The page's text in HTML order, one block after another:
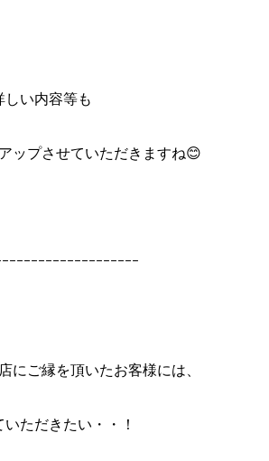
しい内容等も
ップさせていただきますね😊
ｰｰｰｰｰｰｰｰｰｰｰｰｰｰｰｰｰｰ
にご縁を頂いたお客様には、
ただきたい・・！